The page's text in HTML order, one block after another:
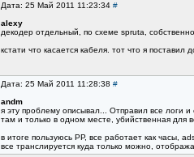
Дата: 25 Май 2011 11:23:34 #
alexy
декодер отдельный, по схеме spruta,
кстати что касается кабеля. тот что я
Дата: 25 Май 2011 11:28:38 #
andm
я эту проблему описывал... Отправил все логи
там и только в одном месте, убийственная для
в итоге пользуюсь РР, все работает как часы,
все транслируется куда только можно,